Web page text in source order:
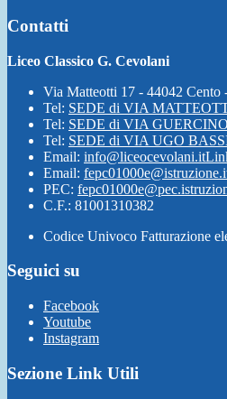
Contatti
Liceo Classico G. Cevolani
Via Matteotti 17 - 44042 Cento
Tel: SEDE di VIA
Tel: SEDE di VIA
Tel: SEDE di VIA UGO
Email: info@liceocevolani.it
Email:
PEC:
C.F.: 81001310382
Codice Univoco Fatturazione
Seguici su
Facebook
Youtube
Instagram
Sezione Link Utili